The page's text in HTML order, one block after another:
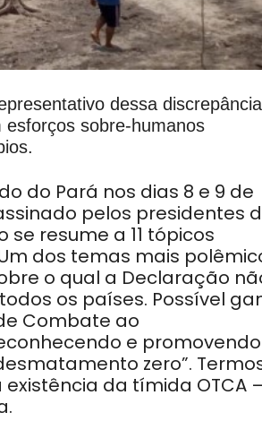
dessa
sobre-humanos
do Pará nos dias 8 e 9 de
pelos presidentes
resume a 11 tópicos
dos temas mais
o qual a Declaração
os países. Possível
Combate ao
e
zero”.
da tímida OTCA –